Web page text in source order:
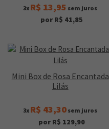
3x R$ 13,95 sem juros
por R$ 41,85
Mini Box de Rosa Encantada
Lilás
3x R$ 43,30 sem juros
por R$ 129,90